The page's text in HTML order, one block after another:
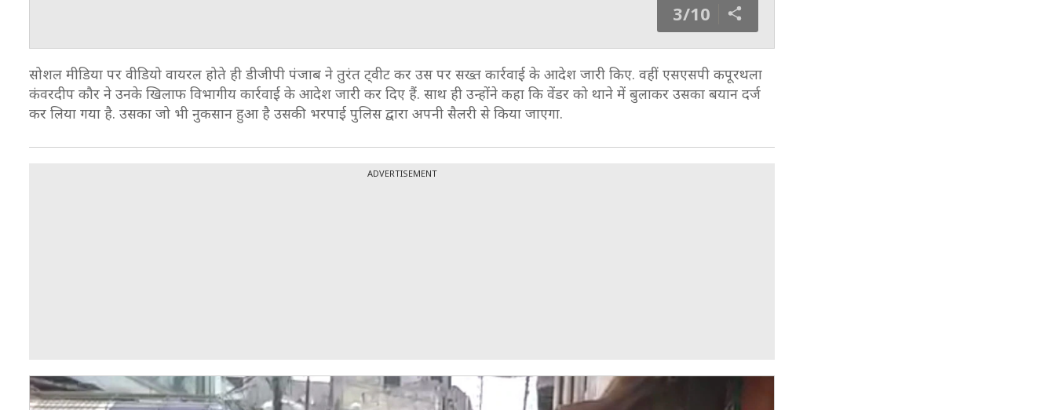
3/10
सोशल मीडिया पर वीडियो वायरल होते ही डीजीपी पंजाब ने तुरंत ट्वीट कर उस पर सख्त कार्रवाई के आदेश जारी किए. वहीं एसएसपी कपूरथला
कंवरदीप कौर ने उनके खिलाफ विभागीय कार्रवाई के आदेश जारी कर दिए हैं. साथ ही उन्होंने कहा कि वेंडर को थाने में बुलाकर उसका बयान दर्ज
कर लिया गया है. उसका जो भी नुकसान हुआ है उसकी भरपाई पुलिस द्वारा अपनी सैलरी से किया जाएगा.
ADVERTISEMENT